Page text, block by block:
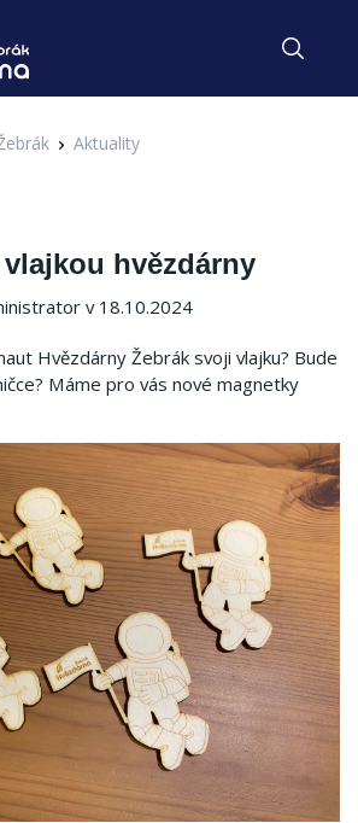
Aktuality
hvězdárny
v 18.10.2024
Hvězdárny Žebrák svoji vlajku? Bude
Máme pro vás nové magnetky